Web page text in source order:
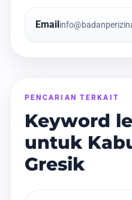
Email
PENCARIAN TERKAIT
Keyword
untuk
Gresik